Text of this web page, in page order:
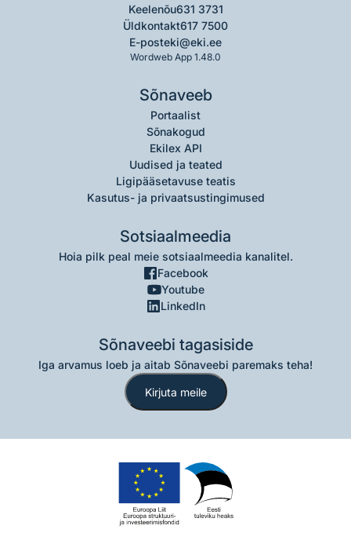
Keelenõu631 3731
Üldkontakt617 7500
E-posteki@eki.ee
Wordweb App 1.48.0
Sõnaveeb
Portaalist
Sõnakogud
Ekilex API
Uudised ja teated
Ligipääsetavuse teatis
Kasutus- ja privaatsustingimused
Sotsiaalmeedia
Hoia pilk peal meie sotsiaalmeedia kanalitel.
Facebook
Youtube
LinkedIn
Sõnaveebi tagasiside
Iga arvamus loeb ja aitab Sõnaveebi paremaks teha!
Kirjuta meile